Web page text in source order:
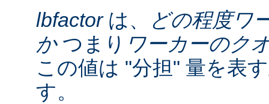
lbfactorは、
どの程度ワ
かつまり ワーカーのク
この値は "分担" 量を表
す。